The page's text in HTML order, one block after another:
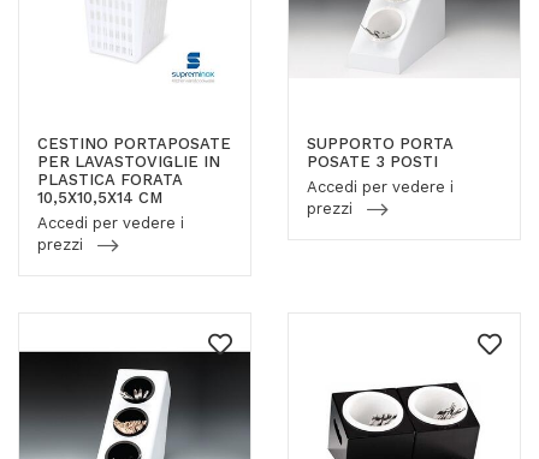
CESTINO PORTAPOSATE
PER LAVASTOVIGLIE IN
PLASTICA FORATA
10,5X10,5X14 CM
Accedi per vedere i
prezzi
SUPPORTO PORTA
POSATE 3 POSTI
Accedi per vedere i
prezzi